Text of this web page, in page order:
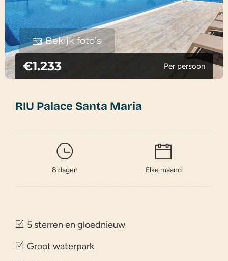
Bekijk foto’s
€1.233 Per persoon
RIU Palace Santa Maria
8 dagen Elke maand
5 sterren en gloednieuw
Groot waterpark